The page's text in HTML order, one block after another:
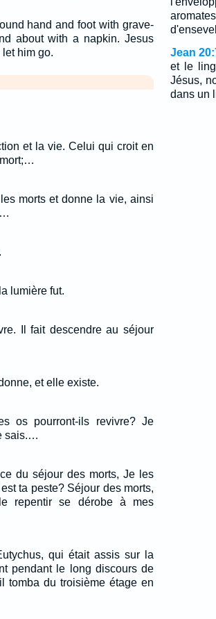
hand and foot with grave-
about with a napkin. Jesus
him go.
et la vie. Celui qui croit en
morts et donne la vie, ainsi
lumière fut.
Il fait descendre au séjour
et elle existe.
os pourront-ils revivre? Je
sais.…
du séjour des morts, Je les
ta peste? Séjour des morts,
repentir se dérobe à mes
qui était assis sur la
pendant le long discours de
tomba du troisième étage en
Jean
et le
Jésus,
dans un